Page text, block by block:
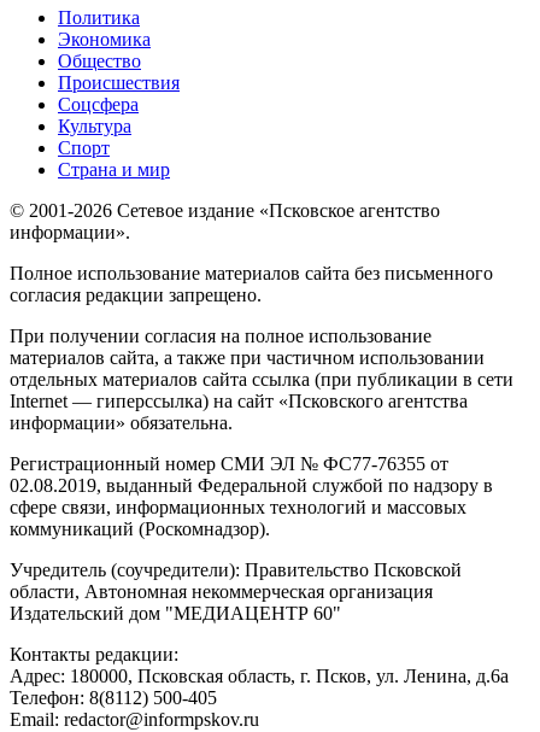
Политика
Экономика
Общество
Происшествия
Соцсфера
Культура
Спорт
Страна и мир
© 2001-2026 Сетевое издание «Псковское агентство
информации».
Полное использование материалов сайта без письменного
согласия редакции запрещено.
При получении согласия на полное использование
материалов сайта, а также при частичном использовании
отдельных материалов сайта ссылка (при публикации в сети
Internet — гиперссылка) на сайт «Псковского агентства
информации» обязательна.
Регистрационный номер СМИ ЭЛ № ФС77-76355 от
02.08.2019, выданный Федеральной службой по надзору в
сфере связи, информационных технологий и массовых
коммуникаций (Роскомнадзор).
Учредитель (соучредители): Правительство Псковской
области, Автономная некоммерческая организация
Издательский дом "МЕДИАЦЕНТР 60"
Контакты редакции:
Адреc: 180000, Псковская область, г. Псков, ул. Ленина, д.6а
Телефон: 8(8112) 500-405
Email: redactor@informpskov.ru